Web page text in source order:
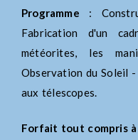
Programme :
Fabrication d'un
météorites, les
Observation du Soleil
aux télescopes.
Forfait tout compris